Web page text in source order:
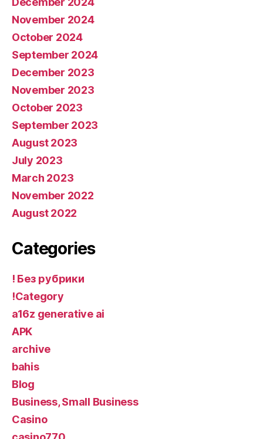
November 2024
October 2024
September 2024
December 2023
November 2023
October 2023
September 2023
August 2023
July 2023
March 2023
November 2022
August 2022
Categories
! Без рубрики
!Category
a16z generative ai
APK
archive
bahis
Blog
Business, Small Business
Casino